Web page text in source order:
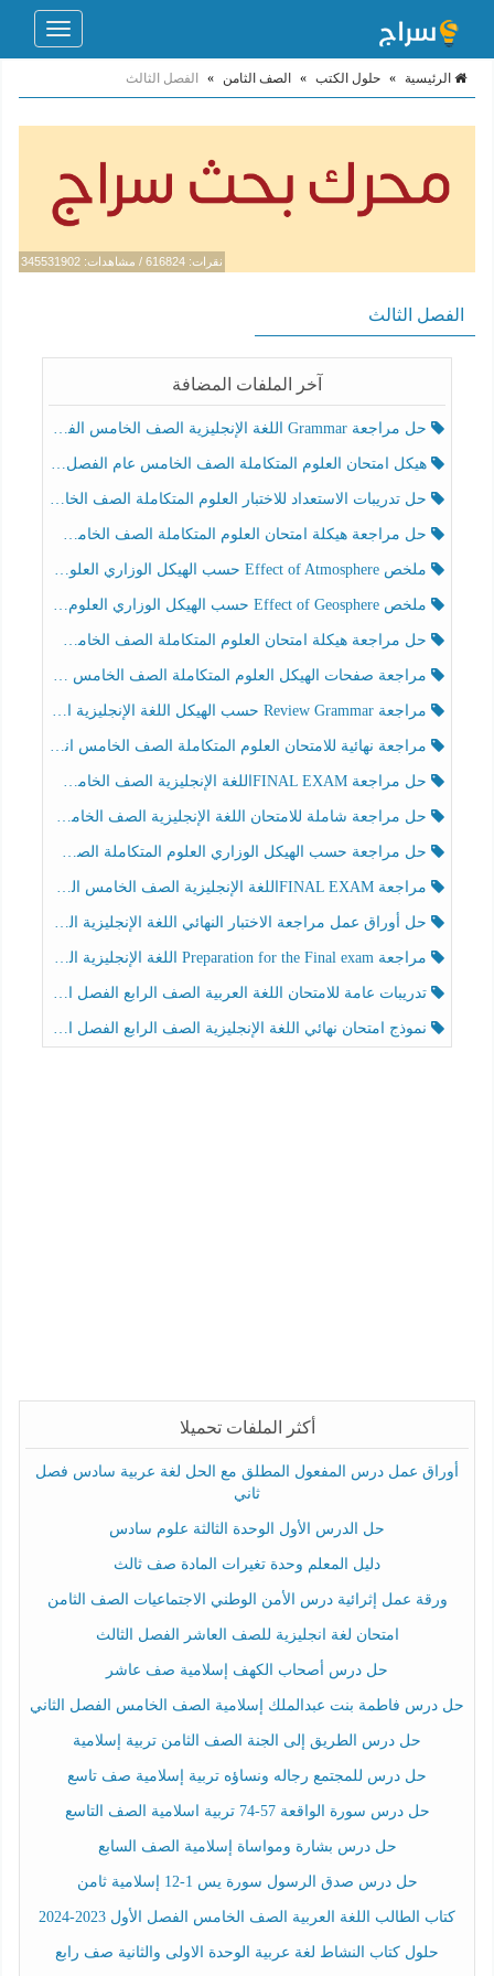
Toggle
الرئيسية » حلول الكتب » الصف الثامن » الفصل الثالث
نقرات: 616824 / مشاهدات: 345531902
الفصل الثالث
آخر الملفات المضافة
حل مراجعة Grammar اللغة الإنجليزية الصف الخامس الفصل الثالث
هيكل امتحان العلوم المتكاملة الصف الخامس عام الفصل الدراسي الثالث 2025-2026
حل تدريبات الاستعداد للاختبار العلوم المتكاملة الصف الخامس عام الفصل الثالث
حل مراجعة هيكلة امتحان العلوم المتكاملة الصف الخامس انسبير الفصل الثالث
ملخص Effect of Atmosphere حسب الهيكل الوزاري العلوم المتكاملة الصف الخامس انسبير الفصل الثالث
ملخص Effect of Geosphere حسب الهيكل الوزاري العلوم المتكاملة الصف الخامس انسبير الفصل الثالث
حل مراجعة هيكلة امتحان العلوم المتكاملة الصف الخامس عام الفصل الثالث
مراجعة صفحات الهيكل العلوم المتكاملة الصف الخامس انسبير الفصل الثالث
مراجعة Review Grammar حسب الهيكل اللغة الإنجليزية الصف الخامس الفصل الثالث
مراجعة نهائية للامتحان العلوم المتكاملة الصف الخامس انسبير الفصل الثالث
حل مراجعة FINAL EXAMاللغة الإنجليزية الصف الخامس الفصل الثالث
حل مراجعة شاملة للامتحان اللغة الإنجليزية الصف الخامس الفصل الثالث
حل مراجعة حسب الهيكل الوزاري العلوم المتكاملة الصف الخامس عام الفصل الثالث
مراجعة FINAL EXAMاللغة الإنجليزية الصف الخامس الفصل الثالث
حل أوراق عمل مراجعة الاختبار النهائي اللغة الإنجليزية الصف الرابع الفصل الثالث
مراجعة Preparation for the Final exam اللغة الإنجليزية الصف الرابع الفصل الثالث
تدريبات عامة للامتحان اللغة العربية الصف الرابع الفصل الثالث
نموذج امتحان نهائي اللغة الإنجليزية الصف الرابع الفصل الثالث
أكثر الملفات تحميلا
أوراق عمل درس المفعول المطلق مع الحل لغة عربية سادس فصل
ثاني
حل الدرس الأول الوحدة الثالثة علوم سادس
دليل المعلم وحدة تغيرات المادة صف ثالث
ورقة عمل إثرائية درس الأمن الوطني الاجتماعيات الصف الثامن
امتحان لغة انجليزية للصف العاشر الفصل الثالث
حل درس أصحاب الكهف إسلامية صف عاشر
حل درس فاطمة بنت عبدالملك إسلامية الصف الخامس الفصل الثاني
حل درس الطريق إلى الجنة الصف الثامن تربية إسلامية
حل درس للمجتمع رجاله ونساؤه تربية إسلامية صف تاسع
حل درس سورة الواقعة 57-74 تربية اسلامية الصف التاسع
حل درس بشارة ومواساة إسلامية الصف السابع
حل درس صدق الرسول سورة يس 1-12 إسلامية ثامن
كتاب الطالب اللغة العربية الصف الخامس الفصل الأول 2023-2024
حلول كتاب النشاط لغة عربية الوحدة الاولى والثانية صف رابع